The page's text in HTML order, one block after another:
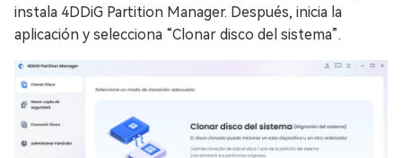
instala 4DDiG Partition Manager. Después, inicia la
aplicación y selecciona “Clonar disco del sistema”.